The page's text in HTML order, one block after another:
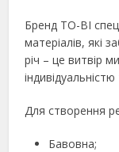
Бренд TO-BI
матеріалів, які
річ – це витвір
Для створення
Бавовна;